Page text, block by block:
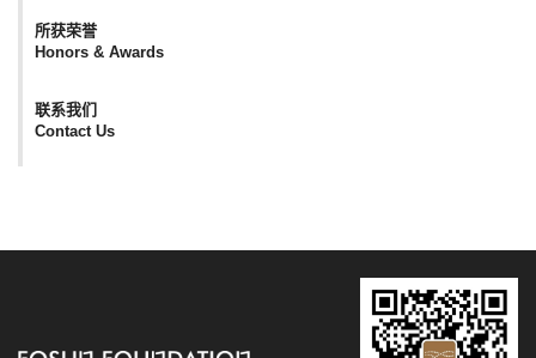
所获荣誉
Honors & Awards
联系我们
Contact Us